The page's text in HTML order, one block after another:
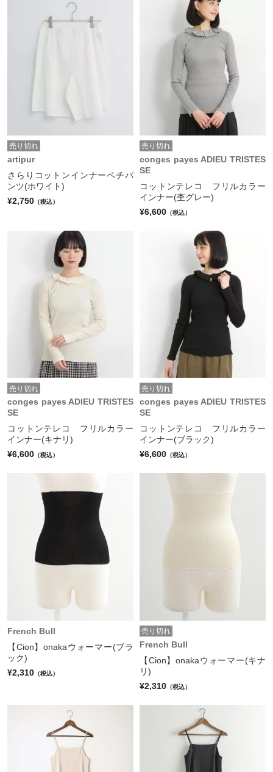
売り切れ
artipur
さらりコットンインナーペチパ
ンツ(ホワイト)
¥2,750 （税込）
売り切れ
conges payes ADIEU TRISTES
SE
コットンテレコ フリルカラー
インナー(杢グレー)
¥6,600 （税込）
売り切れ
conges payes ADIEU TRISTES
SE
コットンテレコ フリルカラー
インナー(キナリ)
¥6,600 （税込）
売り切れ
conges payes ADIEU TRISTES
SE
コットンテレコ フリルカラー
インナー(ブラック)
¥6,600 （税込）
French Bull
【Cion】onakaウォーマー(ブラ
ック)
¥2,310 （税込）
売り切れ
French Bull
【Cion】onakaウォーマー(キナ
リ)
¥2,310 （税込）